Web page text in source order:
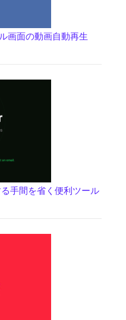
画面の動画自動再生
手間を省く便利ツール